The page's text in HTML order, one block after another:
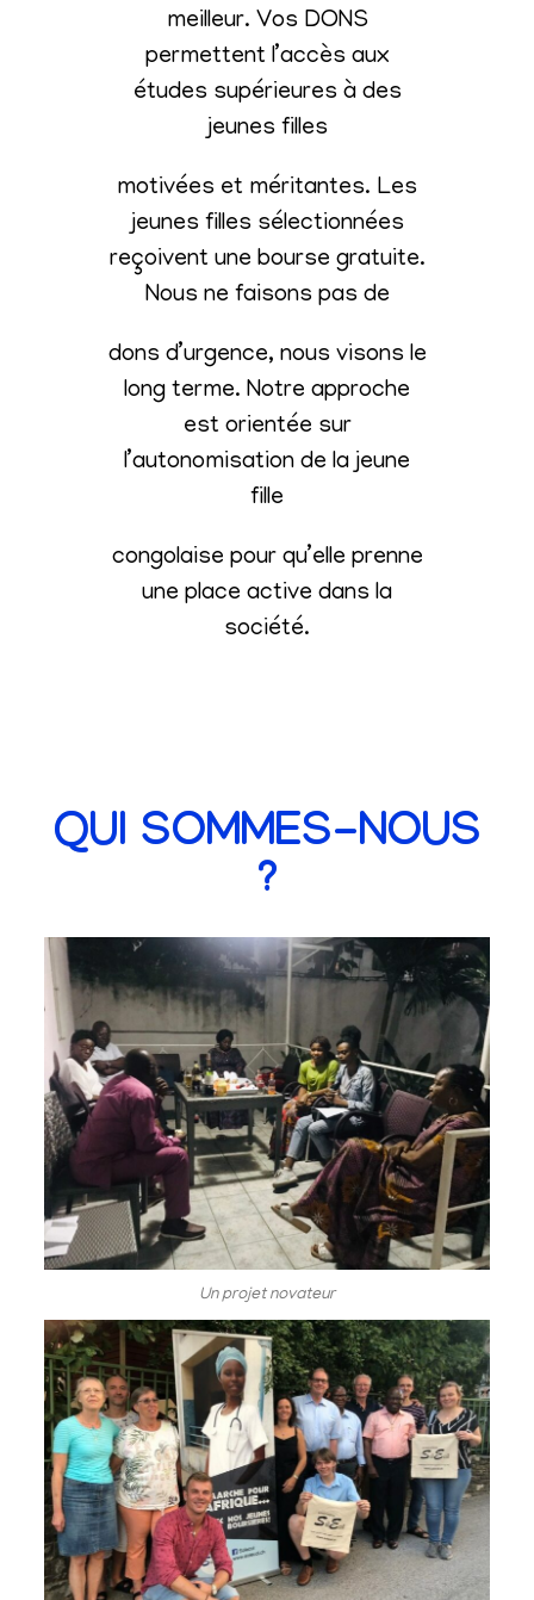
meilleur. Vos DONS
permettent l’accès aux
études supérieures à des
jeunes filles
motivées et méritantes. Les
jeunes filles sélectionnées
reçoivent une bourse gratuite.
Nous ne faisons pas de
dons d’urgence, nous visons le
long terme. Notre approche
est orientée sur
l’autonomisation de la jeune
fille
congolaise pour qu’elle prenne
une place active dans la
société.
QUI SOMMES-NOUS
?
Un projet novateur